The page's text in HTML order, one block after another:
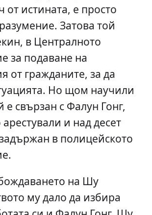
от истината, е просто
Затова той
в Централното
за подаване на
от гражданите, за да
Но щом научили
е свързан с Фалун Гонг,
арестували и над десет
в полицейското
на Шу
му дало да избира